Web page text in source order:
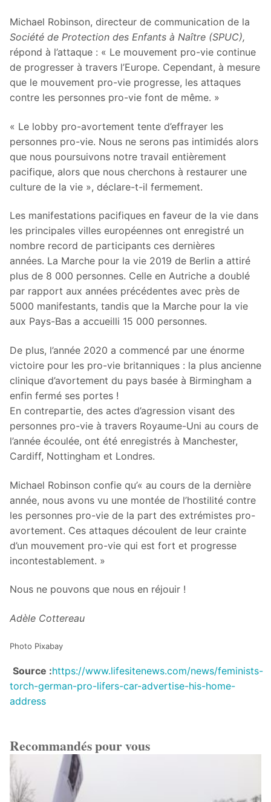
Michael Robinson, directeur de communication de la
Société de Protection des Enfants à Naître (SPUC),
répond à l’attaque : « Le mouvement pro-vie continue
de progresser à travers l’Europe. Cependant, à mesure
que le mouvement pro-vie progresse, les attaques
contre les personnes pro-vie font de même. »
« Le lobby pro-avortement tente d’effrayer les
personnes pro-vie. Nous ne serons pas intimidés alors
que nous poursuivons notre travail entièrement
pacifique, alors que nous cherchons à restaurer une
culture de la vie », déclare-t-il fermement.
Les manifestations pacifiques en faveur de la vie dans
les principales villes européennes ont enregistré un
nombre record de participants ces dernières
années. La Marche pour la vie 2019 de Berlin a attiré
plus de 8 000 personnes. Celle en Autriche a doublé
par rapport aux années précédentes avec près de
5000 manifestants, tandis que la Marche pour la vie
aux Pays-Bas a accueilli 15 000 personnes.
De plus, l’année 2020 a commencé par une énorme
victoire pour les pro-vie britanniques : la plus ancienne
clinique d’avortement du pays basée à Birmingham a
enfin fermé ses portes !
En contrepartie, des actes d’agression visant des
personnes pro-vie à travers Royaume-Uni au cours de
l’année écoulée, ont été enregistrés à Manchester,
Cardiff, Nottingham et Londres.
Michael Robinson confie qu’« au cours de la dernière
année, nous avons vu une montée de l’hostilité contre
les personnes pro-vie de la part des extrémistes pro-
avortement. Ces attaques découlent de leur crainte
d’un mouvement pro-vie qui est fort et progresse
incontestablement. »
Nous ne pouvons que nous en réjouir !
Adèle Cottereau
Photo Pixabay
Source :https://www.lifesitenews.com/news/feminists-
torch-german-pro-lifers-car-advertise-his-home-
address
Recommandés pour vous